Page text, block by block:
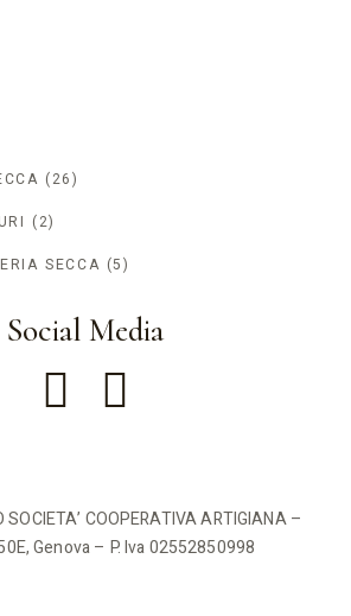
(26)
(2)
SECCA (5)
Social Media
SOCIETA’ COOPERATIVA ARTIGIANA –
Genova – P. Iva 02552850998